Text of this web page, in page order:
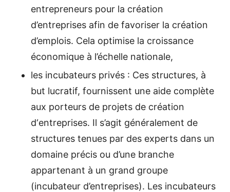
entrepreneurs pour la création
d’entreprises afin de favoriser la création
d’emplois. Cela optimise la croissance
économique à l’échelle nationale,
les incubateurs privés : Ces structures, à
but lucratif, fournissent une aide complète
aux porteurs de projets de création
d‘entreprises. Il s’agit généralement de
structures tenues par des experts dans un
domaine précis ou d’une branche
appartenant à un grand groupe
(incubateur d’entreprises). Les incubateurs